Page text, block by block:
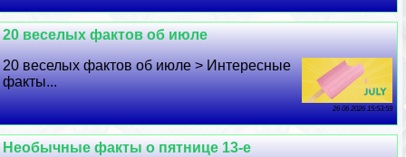
20 веселых фактов об июле
20 веселых фактов об июле > Интересные
факты...
26 06 2026 15:53:59
Необычные факты о пятнице 13-е